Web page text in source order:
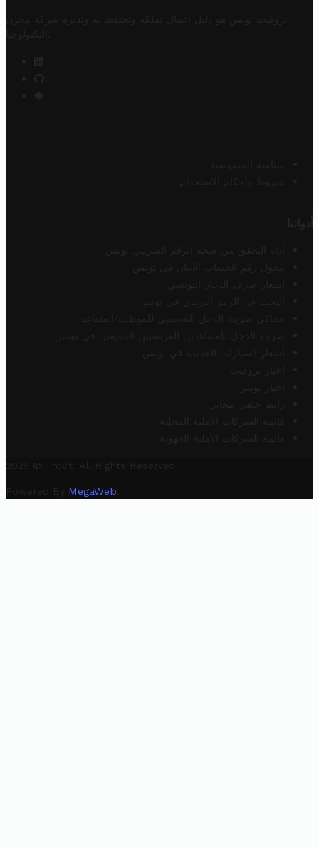
تروفيت تونس هو دليل أعمال تملكه وتحتفظ به وتديره
شركة مخزن
التكنولوجيا
سياسة الخصوصية
شروط وأحكام الاستخدام
أدواتنا
أداة التحقق من صحة الرقم الضريبي تونس
محول رقم الحساب الآيبان في تونس
أسعار صرف الدينار التونسي
البحث عن الرمز البريدي في تونس
محاكي ضريبة الدخل الشخصي للموظف/المتقاعد
ضريبة الدخل للمتقاعدين الفرنسيين المقيمين في تونس
أسعار السيارات الجديدة في تونس
أخبار تروفيت
أخبار تونس
رابط خلفي مجاني
قائمة الشركات الأهلية المحلية
قائمة الشركات الأهلية الجهوية
2025 © Trovit. All Rights Reserved.
Powered By MegaWeb